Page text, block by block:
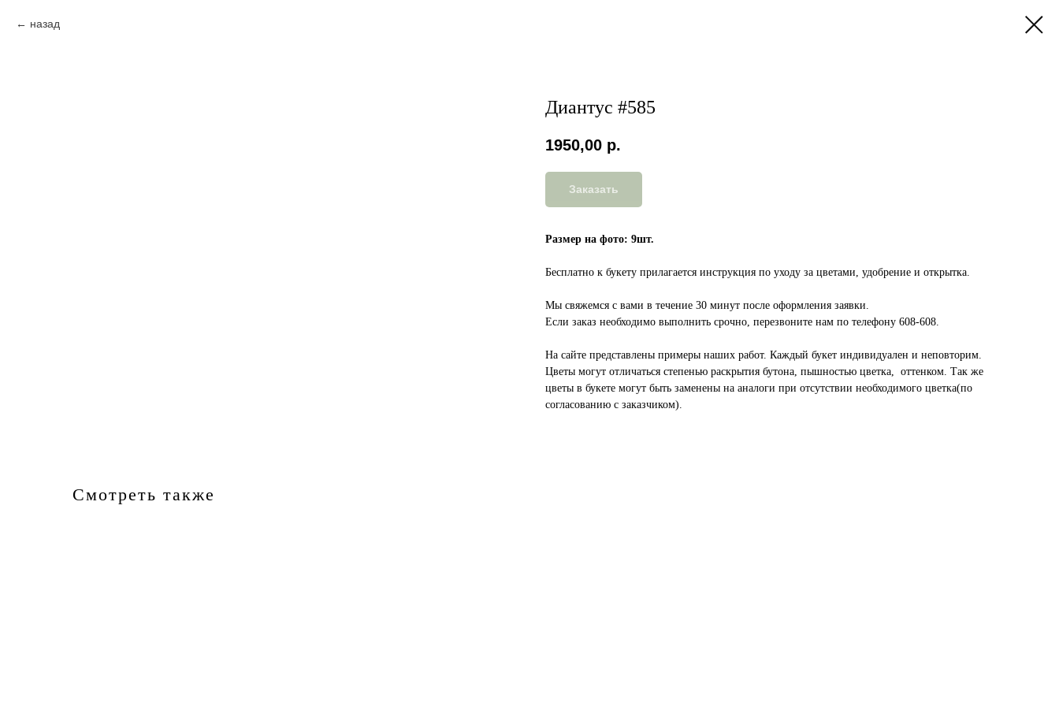
назад
Диантус #585
1950,00 р.
Заказать
Размер на фото: 9шт.
Бесплатно к букету прилагается инструкция по уходу за цветами, удобрение и открытка.
Мы свяжемся с вами в течение 30 минут после оформления заявки.
Если заказ необходимо выполнить срочно, перезвоните нам по телефону 608-608.
На сайте представлены примеры наших работ. Каждый букет индивидуален и неповторим.
Цветы могут отличаться степенью раскрытия бутона, пышностью цветка, оттенком. Так же
цветы в букете могут быть заменены на аналоги при отсутствии необходимого цветка(по
согласованию с заказчиком).
Смотреть также